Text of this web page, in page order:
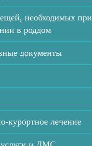
необходимых при
в роддом
документы
курортное лечение